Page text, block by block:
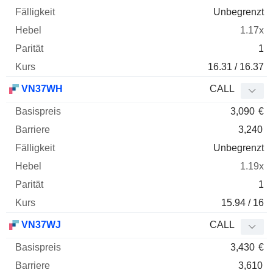
Unbegrenzt
1.17x
1
16.31 / 16.37
VN37WH CALL
3,090 €
3,240
Unbegrenzt
1.19x
1
15.94 / 16
VN37WJ CALL
3,430 €
3,610